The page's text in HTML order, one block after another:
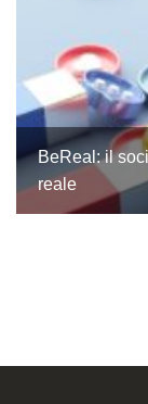
BeReal: il
reale